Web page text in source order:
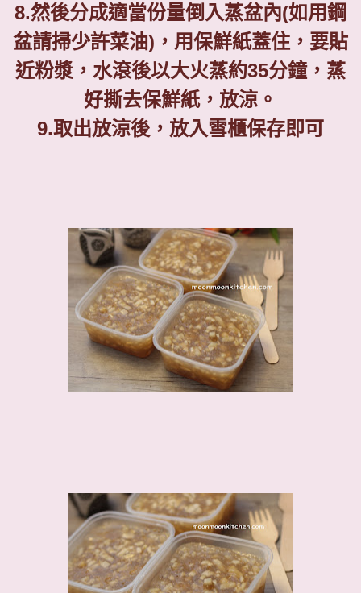
8.然後分成適當份量倒入蒸盆內(如用鋼
盆請掃少許菜油) ，用保鮮紙蓋住，要貼
近粉漿，水滾後以大火蒸約35分鐘，蒸
好撕去保鮮紙，放涼。
9.取出放涼後，放入雪櫃保存即可